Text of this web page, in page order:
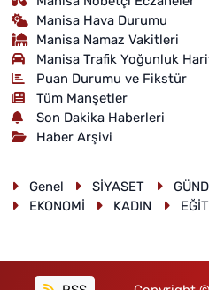
Manisa Hava Durumu
Manisa Namaz Vakitleri
Manisa Trafik Yoğunluk
Puan Durumu ve Fikstür
Tüm Manşetler
Son Dakika Haberleri
Haber Arşivi
Genel SİYASET
EKONOMİ
KADIN